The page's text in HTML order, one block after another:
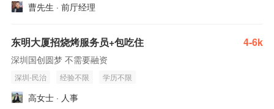
曹先生 · 前厅经理
东明大厦招烧烤服务员+包吃住 4-6k
深圳国创圆梦 不需要融资
深圳-民治 经验不限 学历不限
高女士 · 人事